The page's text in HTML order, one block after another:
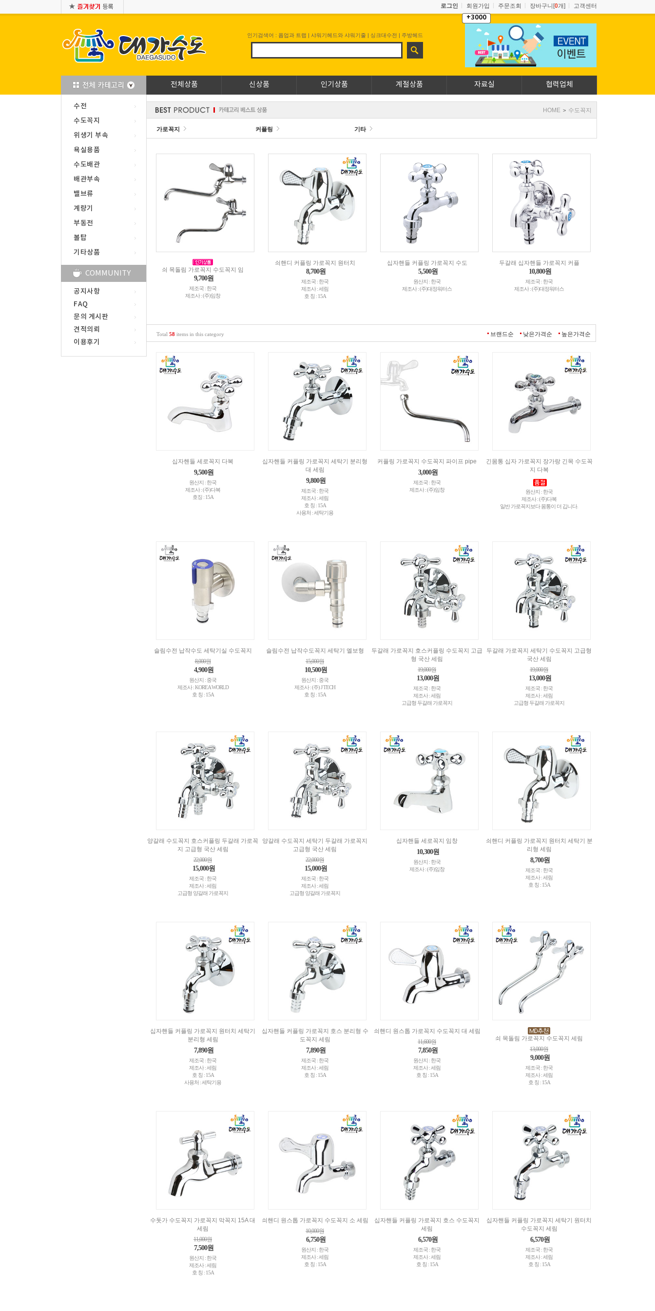
+3000
로그인 회원가입 주문조회 장바구니[0개] 고객센터
인기검색어 : 폽업과 트랩 | 샤워기헤드와 샤워기줄 | 싱크대수전 | 주방헤드
전체상품 신상품 인기상품 계절상품 자료실 협력업체
수전
수도꼭지
위생기 부속
욕실용품
수도배관
배관부속
밸브류
계량기
부동전
볼탑
기타상품
COMMUNITY
공지사항
FAQ
문의 게시판
견적의뢰
이용후기
HOME > 수도꼭지
가로꼭지 커플링 기타
쇠 목돌림 가로꼭지 수도꼭지 임
9,700원
제조국 : 한국
제조사 : (주)임창
쇠핸디 커플링 가로꼭지 원터치
8,700원
제조국 : 한국
제조사 : 세림
호 칭 : 15A
십자핸들 커플링 가로꼭지 수도
5,500원
원산지 : 한국
제조사 : (주)대정워터스
두갈래 십자핸들 가로꼭지 커플
10,800원
제조국 : 한국
제조사 : (주)대정워터스
Total 58 items in this category 브랜드순 낮은가격순 높은가격순
십자핸들 세로꼭지 다복
9,500원
원산지 : 한국
제조사 : (주)다복
호징 : 15A
십자핸들 커플링 가로꼭지 세탁기 분리형
대 세림
9,800원
제조국 : 한국
제조사 : 세림
호 칭 : 15A
사용처 : 세탁기용
커플링 가로꼭지 수도꼭지 파이프 pipe
3,000원
제조국 : 한국
제조사 : (주)임창
긴몸통 십자 가로꼭지 장가랑 긴목 수도꼭
지 다복
원산지 : 한국
제조사 : (주)다복
일반 가로꼭지보다 몸통이 더 깁니다.
슬림수전 납작수도 세탁기실 수도꼭지
8,000원
4,900원
원산지 : 중국
제조사 : KOREA WORLD
호 칭 : 15A
슬림수전 납작수도꼭지 세탁기 엘보형
15,000원
10,500원
원산지 : 중국
제조사 : (주) J TECH
호 칭 : 15A
두갈래 가로꼭지 호스커플링 수도꼭지 고급
형 국산 세림
19,000원
13,000원
제조국 : 한국
제조사 : 세림
고급형 두갈래 가로꼭지
두갈래 가로꼭지 세탁기 수도꼭지 고급형
국산 세림
19,000원
13,000원
제조국 : 한국
제조사 : 세림
고급형 두갈래 가로꼭지
양갈래 수도꼭지 호스커플링 두갈래 가로꼭
지 고급형 국산 세림
22,000원
15,000원
제조국 : 한국
제조사 : 세림
고급형 양갈래 가로꼭지
양갈래 수도꼭지 세탁기 두갈래 가로꼭지
고급형 국산 세림
22,000원
15,000원
제조국 : 한국
제조사 : 세림
고급형 양갈래 가로꼭지
십자핸들 세로꼭지 임창
10,300원
원산지 : 한국
제조사 : (주)임창
쇠핸디 커플링 가로꼭지 원터치 세탁기 분
리형 세림
8,700원
제조국 : 한국
제조사 : 세림
호 칭 : 15A
십자핸들 커플링 가로꼭지 원터치 세탁기
분리형 세림
7,890원
제조국 : 한국
제조사 : 세림
호 칭 : 15A
사용처 : 세탁기용
십자핸들 커플링 가로꼭지 호스 분리형 수
도꼭지 세림
7,890원
제조국 : 한국
제조사 : 세림
호 칭 : 15A
쇠핸디 원스톱 가로꼭지 수도꼭지 대 세림
11,600원
7,850원
원산지 : 한국
제조사 : 세림
호 칭 : 15A
쇠 목돌림 가로꼭지 수도꼭지 세림
13,000원
9,000원
제조국 : 한국
제조사 : 세림
호 칭 : 15A
수돗가 수도꼭지 가로꼭지 막꼭지 15A 대
세림
11,000원
7,500원
원산지 : 한국
제조사 : 세림
호 칭 : 15A
쇠핸디 원스톱 가로꼭지 수도꼭지 소 세림
10,000원
6,750원
원산지 : 한국
제조사 : 세림
호 칭 : 15A
십자핸들 커플링 가로꼭지 호스 수도꼭지
세림
6,570원
제조국 : 한국
제조사 : 세림
호 칭 : 15A
십자핸들 커플링 가로꼭지 세탁기 원터치
수도꼭지 세림
6,570원
제조국 : 한국
제조사 : 세림
호 칭 : 15A